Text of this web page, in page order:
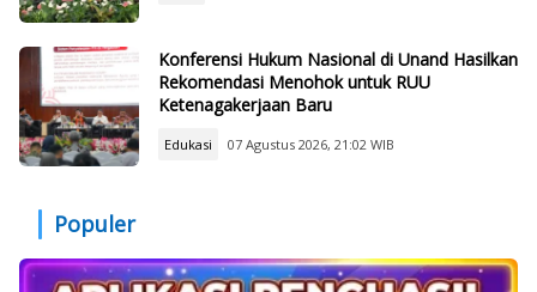
Konferensi Hukum Nasional di Unand Hasilkan
Rekomendasi Menohok untuk RUU
Ketenagakerjaan Baru
Edukasi 07 Agustus 2026, 21:02 WIB
Populer